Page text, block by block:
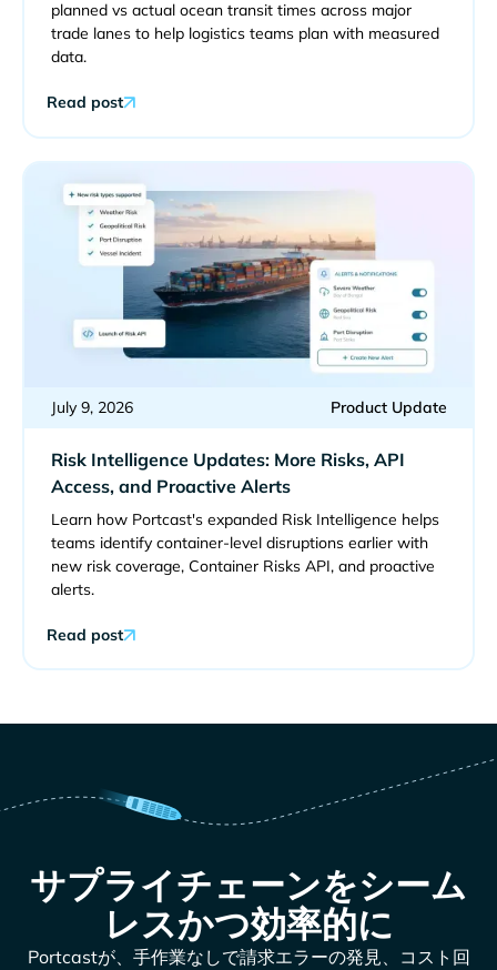
planned vs actual ocean transit times across major
trade lanes to help logistics teams plan with measured
data.
Read post
July 9, 2026 Product Update
Risk Intelligence Updates: More Risks, API
Access, and Proactive Alerts
Learn how Portcast's expanded Risk Intelligence helps
teams identify container-level disruptions earlier with
new risk coverage, Container Risks API, and proactive
alerts.
Read post
サプライチェーンをシーム
レスかつ効率的に
Portcastが、手作業なしで請求エラーの発見、コスト回